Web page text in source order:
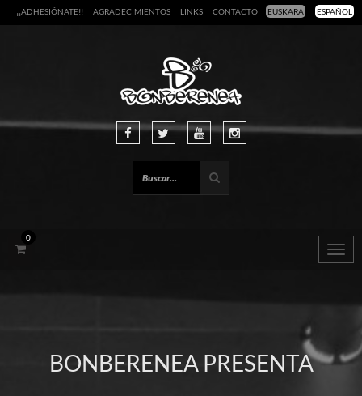
EUSKARA ESPAÑOL
¡¡ADHESIÓNATE!! AGRADECIMIENTOS LINKS CONTACTO
0
BONBERENEA PRESENTA